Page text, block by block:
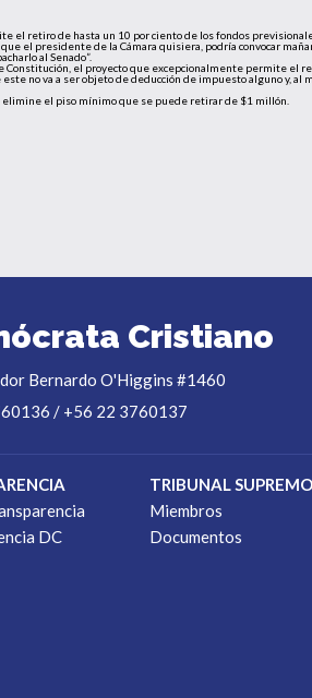
el retiro de hasta un 10 por ciento de los fondos
el presidente de la Cámara quisiera, podría convocar
al Senado”.
el proyecto que excepcionalmente permite el
no va a ser objeto de deducción de impuesto alguno y,
el piso mínimo que se puede retirar de $1 millón.
Cristiano
Bernardo O'Higgins #1460
/ +56 22 3760137
DC
TRIBUNAL SUPREMO
Miembros
Documentos